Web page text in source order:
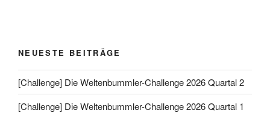
NEUESTE BEITRÄGE
[Challenge] Die Weltenbummler-Challenge 2026 Quartal 2
[Challenge] Die Weltenbummler-Challenge 2026 Quartal 1